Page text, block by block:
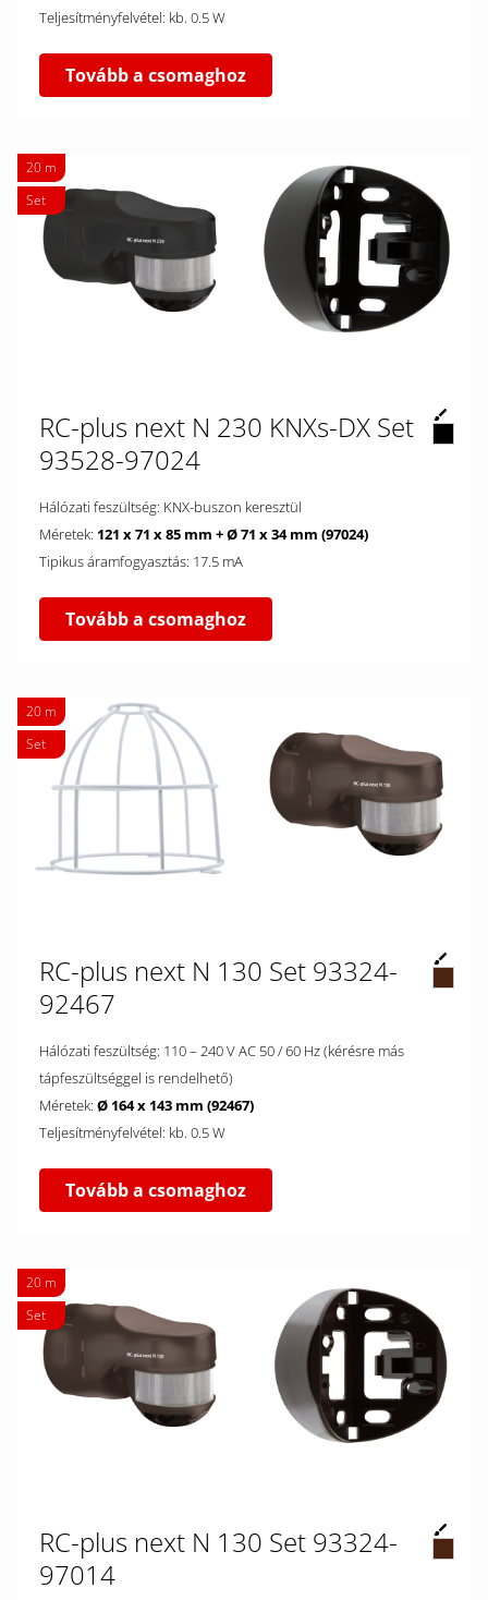
Teljesítményfelvétel: kb. 0.5 W
Tovább a csomaghoz
20 m
Set
RC-plus next N 230 KNXs-DX Set
93528-97024
Hálózati feszültség: KNX-buszon keresztül
Méretek: 121 x 71 x 85 mm + Ø 71 x 34 mm (97024)
Tipikus áramfogyasztás: 17.5 mA
Tovább a csomaghoz
20 m
Set
RC-plus next N 130 Set 93324-
92467
Hálózati feszültség: 110 – 240 V AC 50 / 60 Hz (kérésre más
tápfeszültséggel is rendelhető)
Méretek: Ø 164 x 143 mm (92467)
Teljesítményfelvétel: kb. 0.5 W
Tovább a csomaghoz
20 m
Set
RC-plus next N 130 Set 93324-
97014